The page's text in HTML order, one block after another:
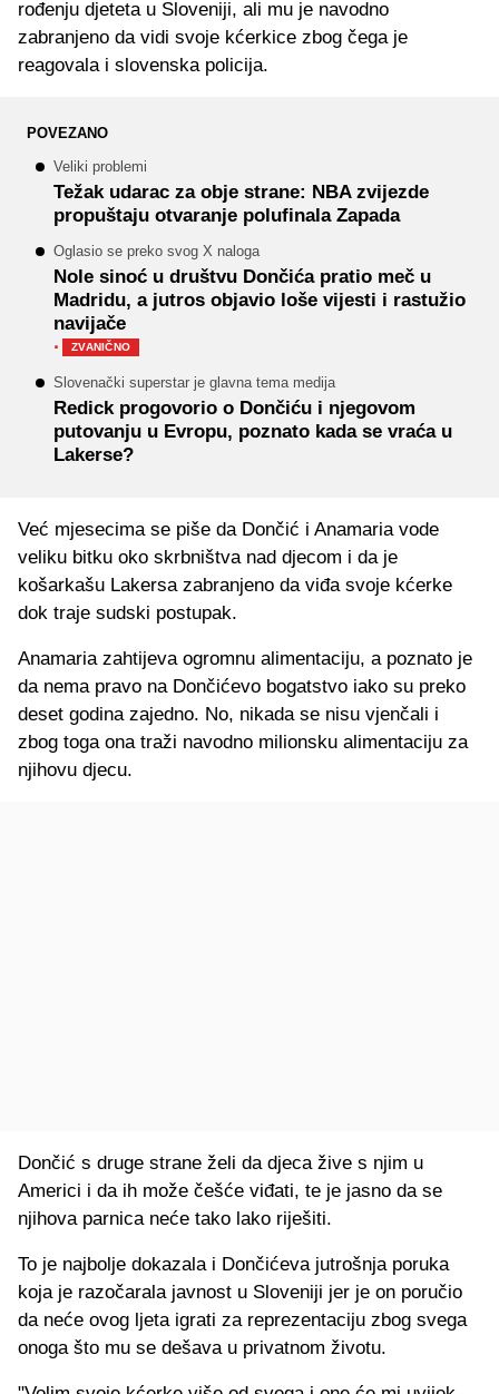
rođenju djeteta u Sloveniji, ali mu je navodno
zabranjeno da vidi svoje kćerkice zbog čega je
reagovala i slovenska policija.
POVEZANO
Veliki problemi
Težak udarac za obje strane: NBA zvijezde
propuštaju otvaranje polufinala Zapada
Oglasio se preko svog X naloga
Nole sinoć u društvu Dončića pratio meč u
Madridu, a jutros objavio loše vijesti i rastužio
navijače
· ZVANIČNO
Slovenački superstar je glavna tema medija
Redick progovorio o Dončiću i njegovom
putovanju u Evropu, poznato kada se vraća u
Lakerse?
Već mjesecima se piše da Dončić i Anamaria vode
veliku bitku oko skrbništva nad djecom i da je
košarkašu Lakersa zabranjeno da viđa svoje kćerke
dok traje sudski postupak.
Anamaria zahtijeva ogromnu alimentaciju, a poznato je
da nema pravo na Dončićevo bogatstvo iako su preko
deset godina zajedno. No, nikada se nisu vjenčali i
zbog toga ona traži navodno milionsku alimentaciju za
njihovu djecu.
Dončić s druge strane želi da djeca žive s njim u
Americi i da ih može češće viđati, te je jasno da se
njihova parnica neće tako lako riješiti.
To je najbolje dokazala i Dončićeva jutrošnja poruka
koja je razočarala javnost u Sloveniji jer je on poručio
da neće ovog ljeta igrati za reprezentaciju zbog svega
onoga što mu se dešava u privatnom životu.